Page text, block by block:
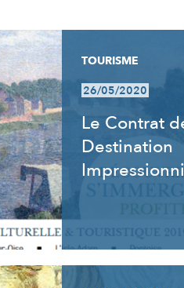
TOURISME
26/05/2020
Le Contrat
Destination